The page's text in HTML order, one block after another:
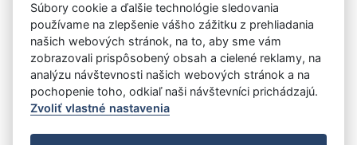
Návrat späť
Vystavil: Obec Spišská Teplica
Úrad vlády SR - Všetky práva vyhradené
Súbory cookie a ďalšie technológie sledovania
používame na zlepšenie vášho zážitku z prehliadania
našich webových stránok, na to, aby sme vám
zobrazovali prispôsobený obsah a cielené reklamy, na
analýzu návštevnosti našich webových stránok a na
pochopenie toho, odkiaľ naši návštevníci prichádzajú.
Zvoliť vlastné nastavenia